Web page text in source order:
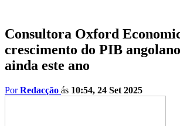
Consultora Oxford
crescimento do PIB
ainda este ano
PorRedacção ás 10:54, 24 Set 2025